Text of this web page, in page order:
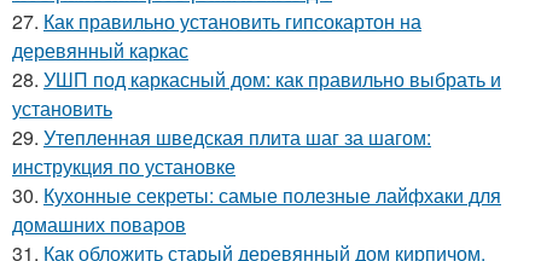
27. Как правильно установить гипсокартон на
деревянный каркас
28. УШП под каркасный дом: как правильно выбрать и
установить
29. Утепленная шведская плита шаг за шагом:
инструкция по установке
30. Кухонные секреты: самые полезные лайфхаки для
домашних поваров
31. Как обложить старый деревянный дом кирпичом.